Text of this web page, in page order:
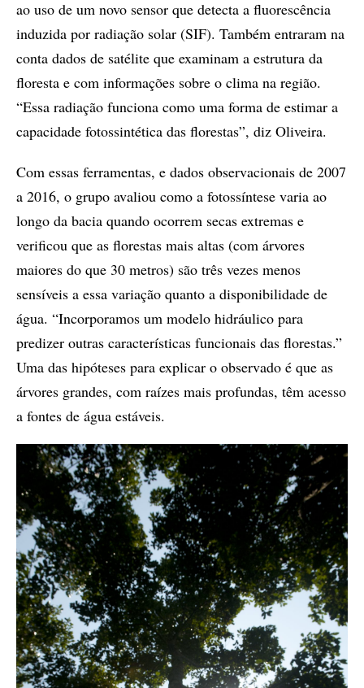
ao uso de um novo sensor que detecta a fluorescência
induzida por radiação solar (SIF). Também entraram na
conta dados de satélite que examinam a estrutura da
floresta e com informações sobre o clima na região.
“Essa radiação funciona como uma forma de estimar a
capacidade fotossintética das florestas”, diz Oliveira.
Com essas ferramentas, e dados observacionais de 2007
a 2016, o grupo avaliou como a fotossíntese varia ao
longo da bacia quando ocorrem secas extremas e
verificou que as florestas mais altas (com árvores
maiores do que 30 metros) são três vezes menos
sensíveis a essa variação quanto a disponibilidade de
água. “Incorporamos um modelo hidráulico para
predizer outras características funcionais das florestas.”
Uma das hipóteses para explicar o observado é que as
árvores grandes, com raízes mais profundas, têm acesso
a fontes de água estáveis.